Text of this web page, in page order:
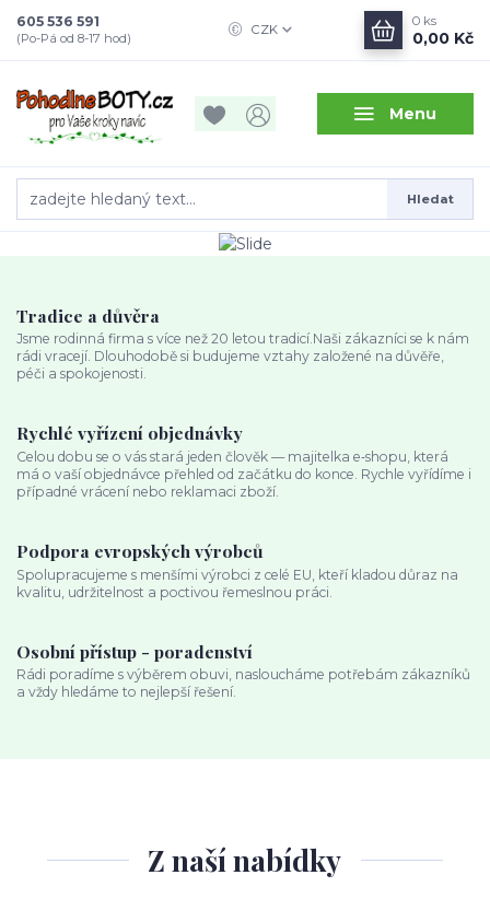
Menu
CZK
Hledat
605 536 591
(Po-Pá od 8-17 hod)
0 ks
0,00 Kč
Tradice a důvěra
Jsme rodinná firma s více než 20 letou tradicí.Naši zákazníci se k nám
rádi vracejí. Dlouhodobě si budujeme vztahy založené na důvěře,
péči a spokojenosti.
Rychlé vyřízení objednávky
Celou dobu se o vás stará jeden člověk — majitelka e‑shopu, která
má o vaší objednávce přehled od začátku do konce. Rychle vyřídíme i
případné vrácení nebo reklamaci zboží.
Podpora evropských výrobců
Spolupracujeme s menšími výrobci z celé EU, kteří kladou důraz na
kvalitu, udržitelnost a poctivou řemeslnou práci.
Osobní přístup - poradenství
Rádi poradíme s výběrem obuvi, nasloucháme potřebám zákazníků
a vždy hledáme to nejlepší řešení.
Z naší nabídky